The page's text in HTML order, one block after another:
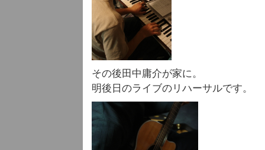
その後田中庸介が家に。
明後日のライブのリハーサルです。